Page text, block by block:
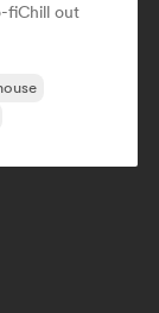
fiChill out